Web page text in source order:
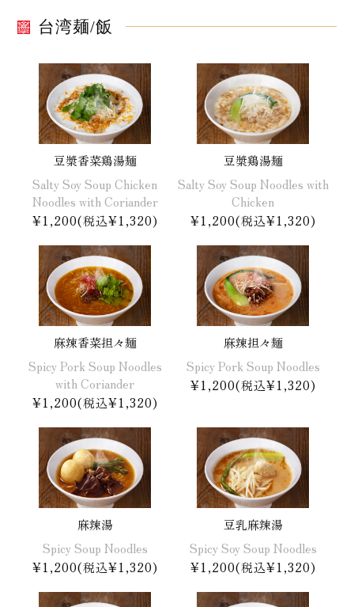
台湾麺/飯
豆漿香菜鶏湯麺
Salty Soy Soup Chicken
Noodles with Coriander
¥1,200(税込¥1,320)
豆漿鶏湯麺
Salty Soy Soup Noodles with
Chicken
¥1,200(税込¥1,320)
麻辣香菜担々麺
Spicy Pork Soup Noodles
with Coriander
¥1,200(税込¥1,320)
麻辣担々麺
Spicy Pork Soup Noodles
¥1,200(税込¥1,320)
麻辣湯
Spicy Soup Noodles
¥1,200(税込¥1,320)
豆乳麻辣湯
Spicy Soy Soup Noodles
¥1,200(税込¥1,320)